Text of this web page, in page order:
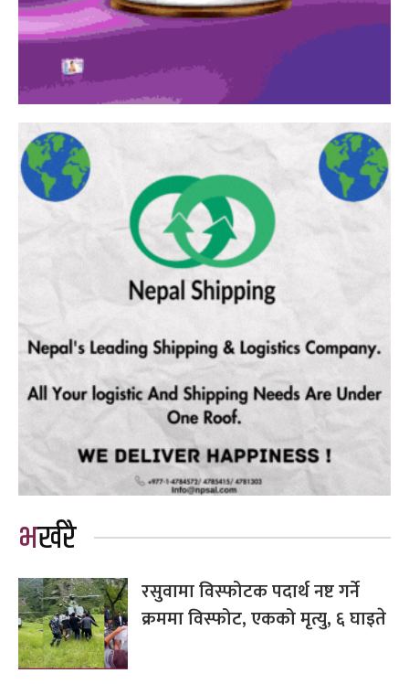
भर्खरै
रसुवामा विस्फोटक पदार्थ नष्ट गर्ने
क्रममा विस्फोट, एकको मृत्यु, ६ घाइते